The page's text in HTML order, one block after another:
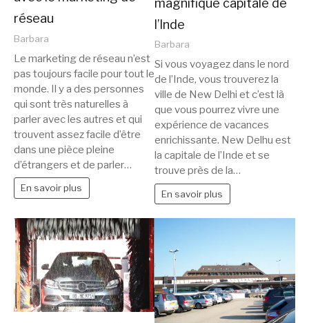
réseau
Barbara
Le marketing de réseau n’est
pas toujours facile pour tout le
monde. Il y a des personnes
qui sont très naturelles à
parler avec les autres et qui
trouvent assez facile d’être
dans une pièce pleine
d’étrangers et de parler…
En savoir plus
l’Inde
Barbara
Si vous voyagez dans le nord
de l’Inde, vous trouverez la
ville de New Delhi et c’est là
que vous pourrez vivre une
expérience de vacances
enrichissante. New Delhu est
la capitale de l’Inde et se
trouve près de la…
En savoir plus